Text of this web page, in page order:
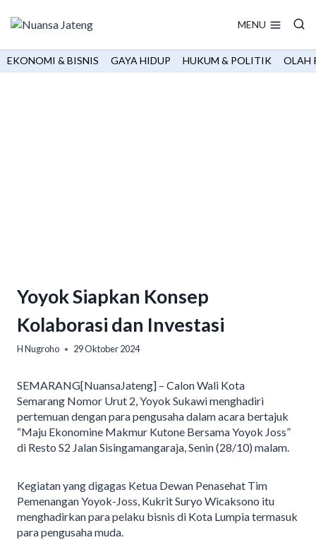
MENU
EKONOMI & BISNIS GAYA HIDUP HUKUM & POLITIK OLAH
Yoyok Siapkan Konsep
Kolaborasi dan Investasi
H Nugroho 29 Oktober 2024
SEMARANG[NuansaJateng] – Calon Wali Kota
Semarang Nomor Urut 2, Yoyok Sukawi menghadiri
pertemuan dengan para pengusaha dalam acara bertajuk
“Maju Ekonomine Makmur Kutone Bersama Yoyok Joss”
di Resto S2 Jalan Sisingamangaraja, Senin (28/10) malam.
Kegiatan yang digagas Ketua Dewan Penasehat Tim
Pemenangan Yoyok-Joss, Kukrit Suryo Wicaksono itu
menghadirkan para pelaku bisnis di Kota Lumpia termasuk
para pengusaha muda.